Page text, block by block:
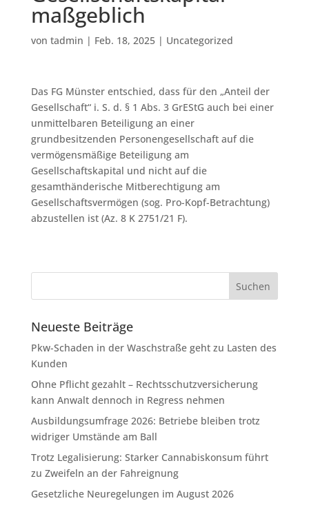
maßgeblich
von tadmin | Feb. 18, 2025| Uncategorized
Das FG Münster entschied, dass für den „Anteil der
Gesellschaft“ i. S. d. § 1 Abs. 3 GrEStG auch bei einer
unmittelbaren Beteiligung an einer
grundbesitzenden Personengesellschaft auf die
vermögensmäßige Beteiligung am
Gesellschaftskapital und nicht auf die
gesamthänderische Mitberechtigung am
Gesellschaftsvermögen (sog. Pro-Kopf-Betrachtung)
abzustellen ist (Az. 8 K 2751/21 F).
Neueste Beiträge
Pkw-Schaden in der Waschstraße geht zu Lasten des
Kunden
Ohne Pflicht gezahlt – Rechtsschutzversicherung
kann Anwalt dennoch in Regress nehmen
Ausbildungsumfrage 2026: Betriebe bleiben trotz
widriger Umstände am Ball
Trotz Legalisierung: Starker Cannabiskonsum führt
zu Zweifeln an der Fahreignung
Gesetzliche Neuregelungen im August 2026